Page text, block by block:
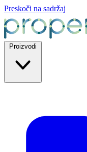
Preskoči na sadržaj